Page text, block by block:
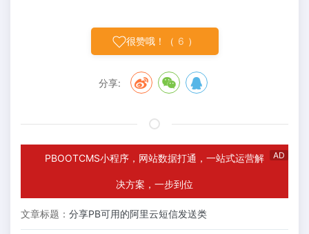
很赞哦！（ 6 ）
分享:
AD
PBOOTCMS小程序，网站数据打通，一站式运营解
决方案，一步到位
文章标题： 分享PB可用的阿里云短信发送类